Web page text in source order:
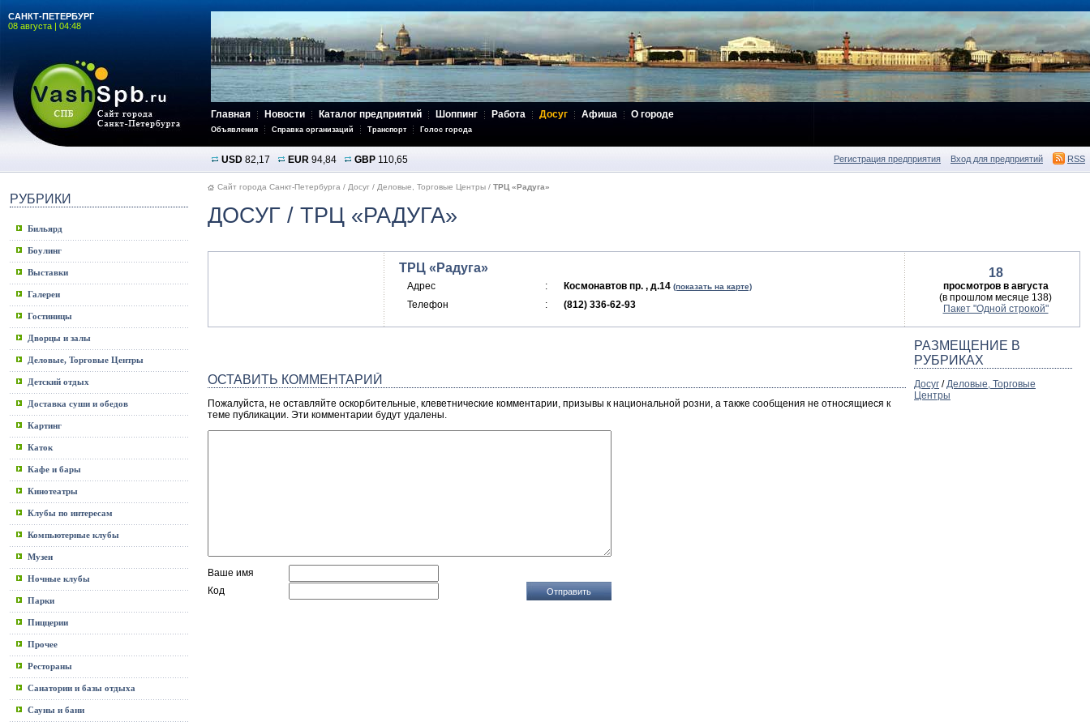
САНКТ-ПЕТЕРБУРГ
08 августа | 04:48
Главная Новости Каталог предприятий Шоппинг Работа Досуг Афиша О городе
Объявления Справка организаций Транспорт Голос города
USD 82,17 EUR 94,84 GBP 110,65 Регистрация предприятия Вход для предприятий RSS
РУБРИКИ
Бильярд
Боулинг
Выставки
Галереи
Гостиницы
Дворцы и залы
Деловые, Торговые Центры
Детский отдых
Доставка суши и обедов
Картинг
Каток
Кафе и бары
Кинотеатры
Клубы по интересам
Компьютерные клубы
Музеи
Ночные клубы
Парки
Пиццерии
Прочее
Рестораны
Санатории и базы отдыха
Сауны и бани
Сайт города Санкт-Петербурга / Досуг / Деловые, Торговые Центры / ТРЦ «Радуга»
ДОСУГ / ТРЦ «РАДУГА»
ТРЦ «Радуга»
Адрес : Космонавтов пр. , д.14 (показать на карте)
Телефон : (812) 336-62-93
18
просмотров в августа
(в прошлом месяце 138)
Пакет "Одной строкой"
ОСТАВИТЬ КОММЕНТАРИЙ
Пожалуйста, не оставляйте оскорбительные, клеветнические комментарии, призывы к национальной розни, а также сообщения не относящиеся к
теме публикации. Эти комментарии будут удалены.
Ваше имя
Код
РАЗМЕЩЕНИЕ В
РУБРИКАХ
Досуг /Деловые, Торговые
Центры